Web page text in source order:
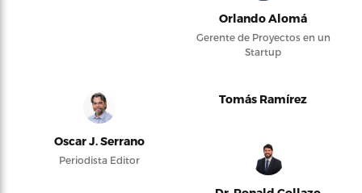
Orlando Alomá
Gerente de Proyectos en un
Startup
Oscar J. Serrano
Periodista Editor
Tomás Ramírez